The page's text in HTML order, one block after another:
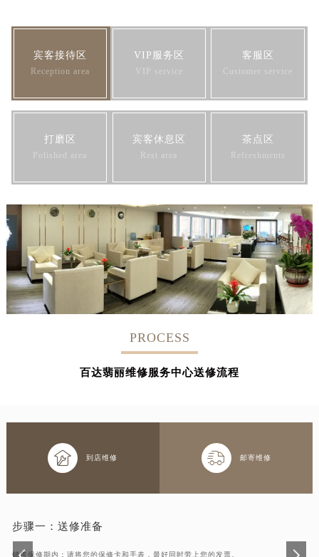
宾客接待区
Reception area
VIP服务区
VIP service
客服区
Customer service
打磨区
Polished area
宾客休息区
Rest area
茶点区
Refreshments
PROCESS
百达翡丽维修服务中心送修流程
 到店维修  邮寄维修
步骤一： 送修准备
销售保修期内：请将您的保修卡和手表，最好同时带上您的发票。